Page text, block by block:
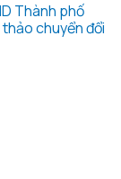
Thành phố
chuyển đổi